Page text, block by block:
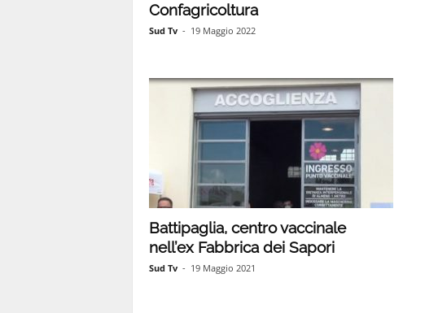
Confagricoltura
Sud Tv - 19 Maggio 2022
Battipaglia, centro vaccinale
nell’ex Fabbrica dei Sapori
Sud Tv - 19 Maggio 2021